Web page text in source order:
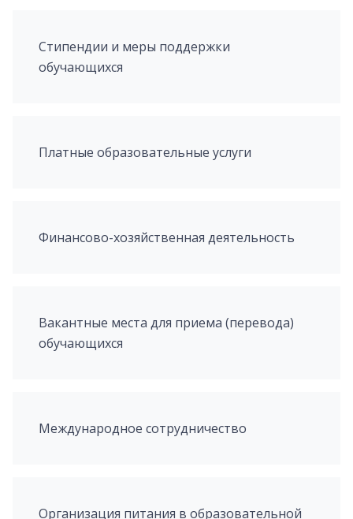
Стипендии и меры поддержки
обучающихся
Платные образовательные услуги
Финансово-хозяйственная деятельность
Вакантные места для приема (перевода)
обучающихся
Международное сотрудничество
Организация питания в образовательной